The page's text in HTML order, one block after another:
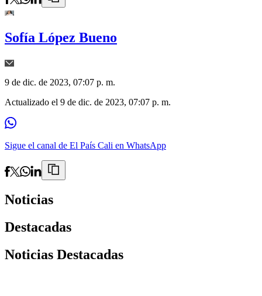
Sofía López Bueno
9 de dic. de 2023, 07:07 p. m.
Actualizado el 9 de dic. de 2023, 07:07 p. m.
Sigue el canal de El País Cali en WhatsApp
Noticias
Destacadas
Noticias Destacadas